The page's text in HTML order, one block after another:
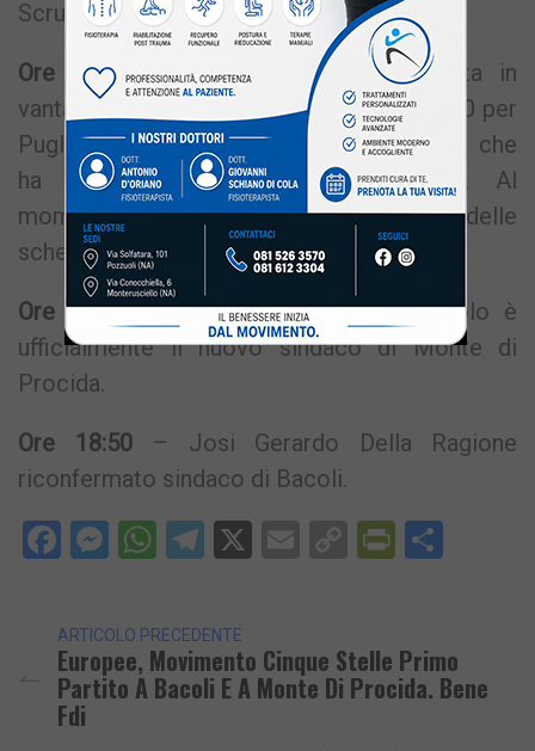
Scrutinate 7592 schede.
Ore 17:50 –A Monte di Procida resta in
vantaggio Santolillo: 3298 voti per lui, 2730 per
Pugliese. Distaccata nettamente Coppola che
ha ottenuto finora 1040 preferenze. Al
momento è stato scrutinato l’93,97% delle
schede.
Ore 18:00– Salvatore Scotto di Santolo è
ufficialmente il nuovo sindaco di Monte di
Procida.
Ore 18:50– Josi Gerardo Della Ragione
riconfermato sindaco di Bacoli.
Facebook
Messenger
WhatsApp
Telegram
X EmailCopy
ARTICOLO PRECEDENTE
Europee, Movimento Cinque Stelle Primo
Partito A Bacoli E A Monte Di Procida. Bene
Fdi